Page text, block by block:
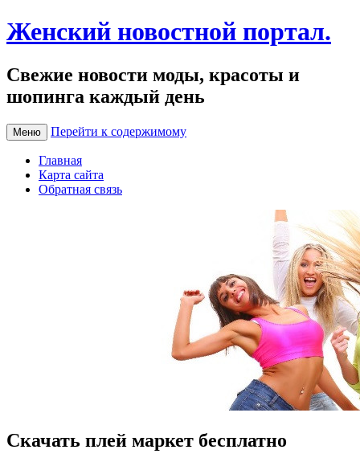
Женский новостной портал.
Свежие новости моды, красоты и
шопинга каждый день
Меню Перейти к содержимому
Главная
Карта сайта
Обратная связь
Cкачать плей маркет бесплатно